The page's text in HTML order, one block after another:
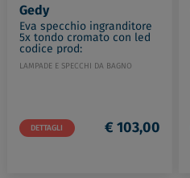
Gedy
Eva specchio ingranditore
5x tondo cromato con led
codice prod:
000021171300000
LAMPADE E SPECCHI DA BAGNO
DETTAGLI € 103,00